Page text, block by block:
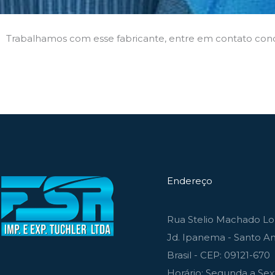
Trabalhamos com esse fabricante, entre em contato
Endereço
Rua Stelio Machado
Jd. Ipanema - Santo
Brasil - CEP: 09121-670